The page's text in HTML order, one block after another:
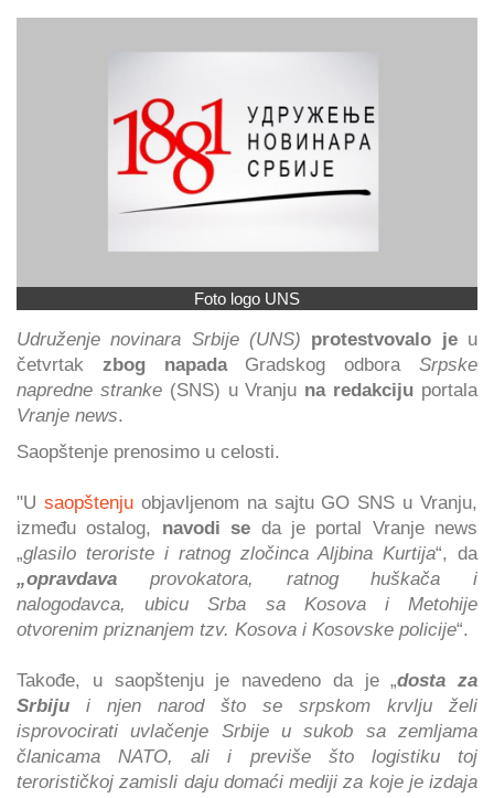
Foto logo UNS
Udruženje novinara Srbije (UNS) protestvovalo jeu
četvrtak zbog napadaGradskog odbora Srpske
napredne stranke(SNS) u Vranju na redakciju portala
Vranje news.
Saopštenje prenosimo u celosti.
"U saopštenjuobjavljenom na sajtu GO SNS u Vranju,
između ostalog, navodi se da je portal Vranje news
„glasilo teroriste i ratnog zločinca Aljbina Kurtija“, da
„opravdava provokatora, ratnog huškača i
nalogodavca, ubicu Srba sa Kosova i Metohije
otvorenim priznanjem tzv. Kosova i Kosovske policije“.
Takođe, u saopštenju je navedeno da je „dosta za
Srbiju i njen narod što se srpskom krvlju želi
isprovocirati uvlačenje Srbije u sukob sa zemljama
članicama NATO, ali i previše što logistiku toj
terorističkoj zamisli daju domaći mediji za koje je izdaja